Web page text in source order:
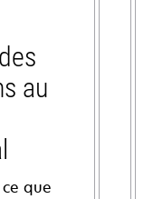
au
que